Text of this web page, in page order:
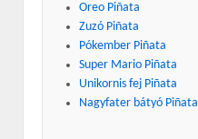
Oreo Piñata
Zuzó Piñata
Pókember Piñata
Super Mario Piñata
Unikornis fej Piñata
Nagyfater bátyó Piñata